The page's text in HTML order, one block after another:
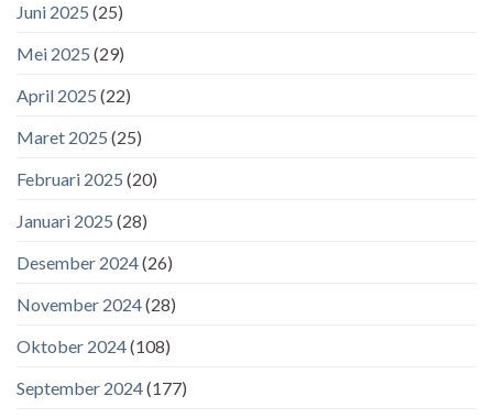
Juni 2025 (25)
Mei 2025 (29)
April 2025 (22)
Maret 2025 (25)
Februari 2025 (20)
Januari 2025 (28)
Desember 2024(26)
November 2024(28)
Oktober 2024(108)
September 2024(177)